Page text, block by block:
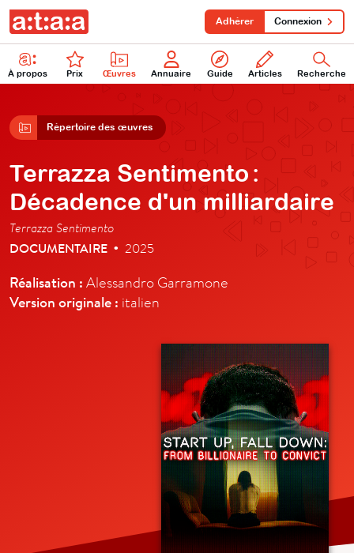
À propos Prix Œuvres Annuaire Guide Articles Recherche
Adhérer Connexion
Répertoire des œuvres
Terrazza Sentimento :
Décadence d'un milliardaire
Terrazza Sentimento
DOCUMENTAIRE • 2025
Réalisation : Alessandro Garramone
Version originale : italien